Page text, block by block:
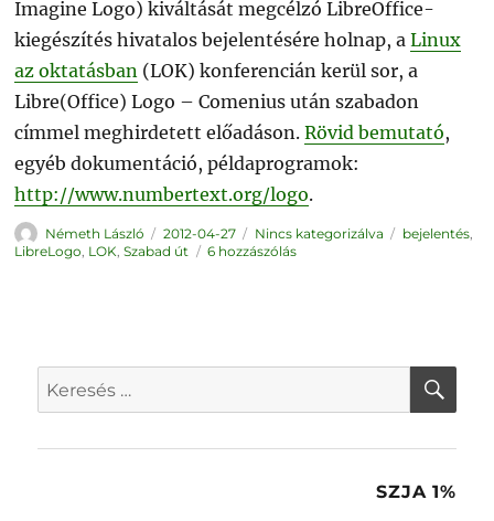
Imagine Logo) kiváltását megcélzó LibreOffice-
kiegészítés hivatalos bejelentésére holnap, aLinux
az oktatásban (LOK) konferencián kerül sor, a
Libre(Office) Logo – Comenius után szabadon
címmel meghirdetett előadáson.Rövid bemutató,
egyéb dokumentáció, példaprogramok:
http://www.numbertext.org/logo.
Szerző
Németh László Közzétéve
2012-04-27 Kategória
Nincs kategorizálva Címke
bejelentés,
LibreLogo, LOK,Szabad út 6 hozzászólásLibreLogo
Keresés
a
SZJA 1%